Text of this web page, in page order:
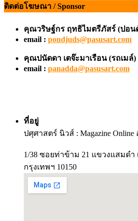
ติดต่อโฆษณา / Sponsor
คุณวริษฐ์กร ฤทธิไมตรีภัสร์ (ปอน
email : pondjuds@pasusart.com
คุณปนัดดา เตจ๊ะมาเรือน (รถเมล์)
email : panadda@pasusart.com
ที่อยู่
ปศุศาสตร์ นิวส์ : Magazine
1/38 ซอยท่าข้าม 21 แขวงแสมดำ
กรุงเทพฯ 10150